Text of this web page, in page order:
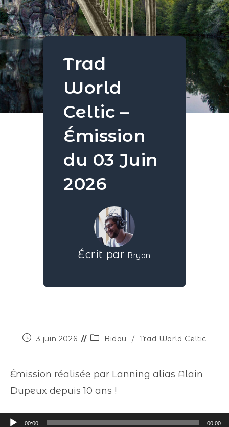
Trad
World
Celtic –
Émission
du 03 Juin
2026
Écrit par Bryan
3 juin 2026 Bidou / Trad World Celtic
Émission réalisée par Lanning alias Alain
Dupeux depuis 10 ans !
Lecteur
00:00 00:00